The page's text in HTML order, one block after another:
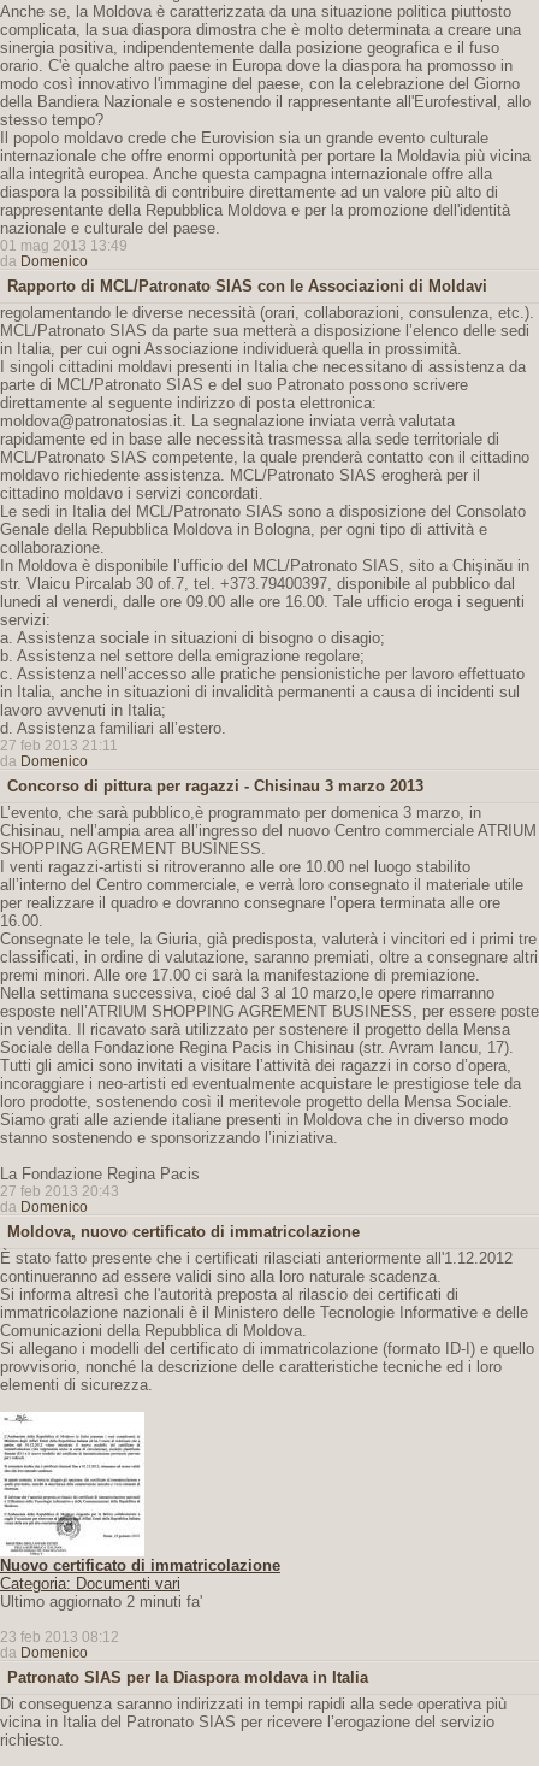
Anche se, la Moldova è caratterizzata da una situazione politica piuttosto
complicata, la sua diaspora dimostra che è molto determinata a creare una
sinergia positiva, indipendentemente dalla posizione geografica e il fuso
orario. C'è qualche altro paese in Europa dove la diaspora ha promosso in
modo così innovativo l'immagine del paese, con la celebrazione del Giorno
della Bandiera Nazionale e sostenendo il rappresentante all'Eurofestival, allo
stesso tempo?
Il popolo moldavo crede che Eurovision sia un grande evento culturale
internazionale che offre enormi opportunità per portare la Moldavia più vicina
alla integrità europea. Anche questa campagna internazionale offre alla
diaspora la possibilità di contribuire direttamente ad un valore più alto di
rappresentante della Repubblica Moldova e per la promozione dell'identità
nazionale e culturale del paese.
01 mag 2013 13:49
da Domenico
Rapporto di MCL/Patronato SIAS con le Associazioni di Moldavi
regolamentando le diverse necessità (orari, collaborazioni, consulenza, etc.).
MCL/Patronato SIAS da parte sua metterà a disposizione l’elenco delle sedi
in Italia, per cui ogni Associazione individuerà quella in prossimità.
I singoli cittadini moldavi presenti in Italia che necessitano di assistenza da
parte di MCL/Patronato SIAS e del suo Patronato possono scrivere
direttamente al seguente indirizzo di posta elettronica:
moldova@patronatosias.it. La segnalazione inviata verrà valutata
rapidamente ed in base alle necessità trasmessa alla sede territoriale di
MCL/Patronato SIAS competente, la quale prenderà contatto con il cittadino
moldavo richiedente assistenza. MCL/Patronato SIAS erogherà per il
cittadino moldavo i servizi concordati.
Le sedi in Italia del MCL/Patronato SIAS sono a disposizione del Consolato
Genale della Repubblica Moldova in Bologna, per ogni tipo di attività e
collaborazione.
In Moldova è disponibile l’ufficio del MCL/Patronato SIAS, sito a Chişinău in
str. Vlaicu Pircalab 30 of.7, tel. +373.79400397, disponibile al pubblico dal
lunedi al venerdi, dalle ore 09.00 alle ore 16.00. Tale ufficio eroga i seguenti
servizi:
a. Assistenza sociale in situazioni di bisogno o disagio;
b. Assistenza nel settore della emigrazione regolare;
c. Assistenza nell’accesso alle pratiche pensionistiche per lavoro effettuato
in Italia, anche in situazioni di invalidità permanenti a causa di incidenti sul
lavoro avvenuti in Italia;
d. Assistenza familiari all’estero.
27 feb 2013 21:11
da Domenico
Concorso di pittura per ragazzi - Chisinau 3 marzo 2013
L’evento, che sarà pubblico,è programmato per domenica 3 marzo, in
Chisinau, nell’ampia area all’ingresso del nuovo Centro commerciale ATRIUM
SHOPPING AGREMENT BUSINESS.
I venti ragazzi-artisti si ritroveranno alle ore 10.00 nel luogo stabilito
all’interno del Centro commerciale, e verrà loro consegnato il materiale utile
per realizzare il quadro e dovranno consegnare l’opera terminata alle ore
16.00.
Consegnate le tele, la Giuria, già predisposta, valuterà i vincitori ed i primi tre
classificati, in ordine di valutazione, saranno premiati, oltre a consegnare altri
premi minori. Alle ore 17.00 ci sarà la manifestazione di premiazione.
Nella settimana successiva, cioé dal 3 al 10 marzo,le opere rimarranno
esposte nell’ATRIUM SHOPPING AGREMENT BUSINESS, per essere poste
in vendita. Il ricavato sarà utilizzato per sostenere il progetto della Mensa
Sociale della Fondazione Regina Pacis in Chisinau (str. Avram Iancu, 17).
Tutti gli amici sono invitati a visitare l’attività dei ragazzi in corso d’opera,
incoraggiare i neo-artisti ed eventualmente acquistare le prestigiose tele da
loro prodotte, sostenendo così il meritevole progetto della Mensa Sociale.
Siamo grati alle aziende italiane presenti in Moldova che in diverso modo
stanno sostenendo e sponsorizzando l’iniziativa.
La Fondazione Regina Pacis
27 feb 2013 20:43
da Domenico
Moldova, nuovo certificato di immatricolazione
È stato fatto presente che i certificati rilasciati anteriormente all'1.12.2012
continueranno ad essere validi sino alla loro naturale scadenza.
Si informa altresì che l'autorità preposta al rilascio dei certificati di
immatricolazione nazionali è il Ministero delle Tecnologie Informative e delle
Comunicazioni della Repubblica di Moldova.
Si allegano i modelli del certificato di immatricolazione (formato ID-I) e quello
provvisorio, nonché la descrizione delle caratteristiche tecniche ed i loro
elementi di sicurezza.
Nuovo certificato di immatricolazione
Categoria: Documenti vari
Ultimo aggiornato 2 minuti fa'
23 feb 2013 08:12
da Domenico
Patronato SIAS per la Diaspora moldava in Italia
Di conseguenza saranno indirizzati in tempi rapidi alla sede operativa più
vicina in Italia del Patronato SIAS per ricevere l’erogazione del servizio
richiesto.